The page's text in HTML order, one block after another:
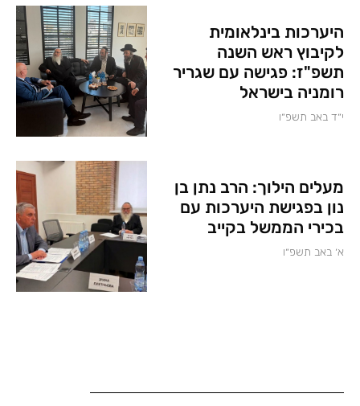
היערכות בינלאומית
לקיבוץ ראש השנה
תשפ"ז: פגישה עם שגריר
רומניה בישראל
י״ד באב תשפ״ו
מעלים הילוך: הרב נתן בן
נון בפגישת היערכות עם
בכירי הממשל בקייב
א׳ באב תשפ״ו